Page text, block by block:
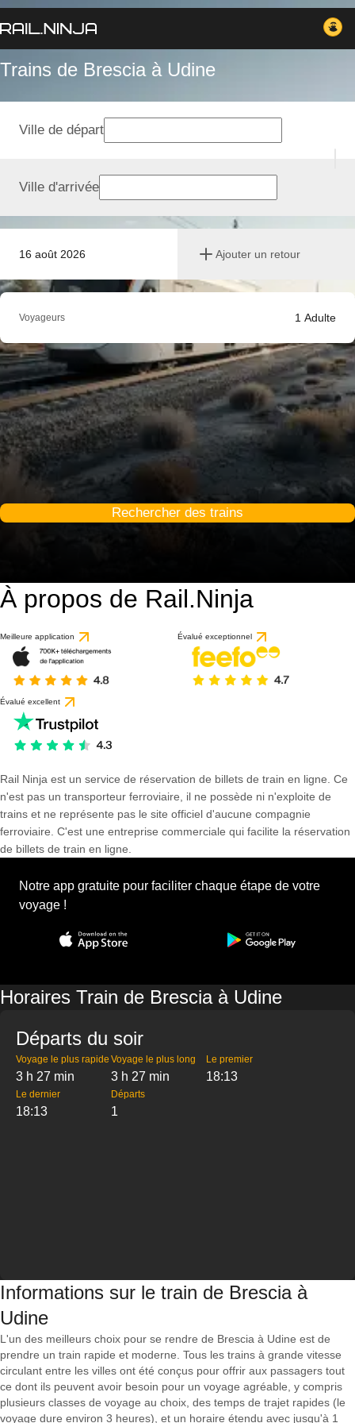
Trains de Brescia à Udine
16 août 2026 Ajouter un retour
Ville de départ
Ville d'arrivée
Voyageurs 1 Adulte
Rechercher des trains
À propos de Rail.Ninja
Meilleure application Évalué exceptionnel
Évalué excellent
Rail Ninja est un service de réservation de billets de train en ligne. Ce
n'est pas un transporteur ferroviaire, il ne possède ni n'exploite de
trains et ne représente pas le site officiel d'aucune compagnie
ferroviaire. C'est une entreprise commerciale qui facilite la réservation
de billets de train en ligne.
Notre app gratuite pour faciliter chaque étape de votre
voyage !
Horaires Train de Brescia à Udine
Départs du soir
Voyage le plus rapide
3 h 27 min
Voyage le plus long
3 h 27 min
Le premier
18:13
Le dernier
18:13
Départs
1
Informations sur le train de Brescia à
Udine
L'un des meilleurs choix pour se rendre de Brescia à Udine est de
prendre un train rapide et moderne. Tous les trains à grande vitesse
circulant entre les villes ont été conçus pour offrir aux passagers tout
ce dont ils peuvent avoir besoin pour un voyage agréable, y compris
plusieurs classes de voyage au choix, des temps de trajet rapides (le
voyage dure environ 3 heures), et un horaire étendu avec jusqu'à 1